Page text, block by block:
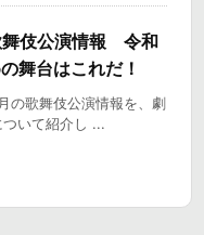
舞伎公演情報 令和
舞台はこれだ！
の歌舞伎公演情報を、劇
いて紹介し ...